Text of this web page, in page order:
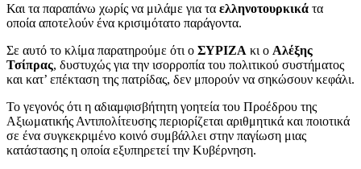
Και τα παραπάνω χωρίς να μιλάμε για τα ελληνοτουρκικά τα
οποία αποτελούν ένα κρισιμότατο παράγοντα.
Σε αυτό το κλίμα παρατηρούμε ότι ο ΣΥΡΙΖΑ κι ο Αλέξης
Τσίπρας, δυστυχώς για την ισορροπία του πολιτικού συστήματος
και κατ’ επέκταση της πατρίδας, δεν μπορούν να σηκώσουν κεφάλι.
Το γεγονός ότι η αδιαμφισβήτητη γοητεία του Προέδρου της
Αξιωματικής Αντιπολίτευσης περιορίζεται αριθμητικά και ποιοτικά
σε ένα συγκεκριμένο κοινό συμβάλλει στην παγίωση μιας
κατάστασης η οποία εξυπηρετεί την Κυβέρνηση.